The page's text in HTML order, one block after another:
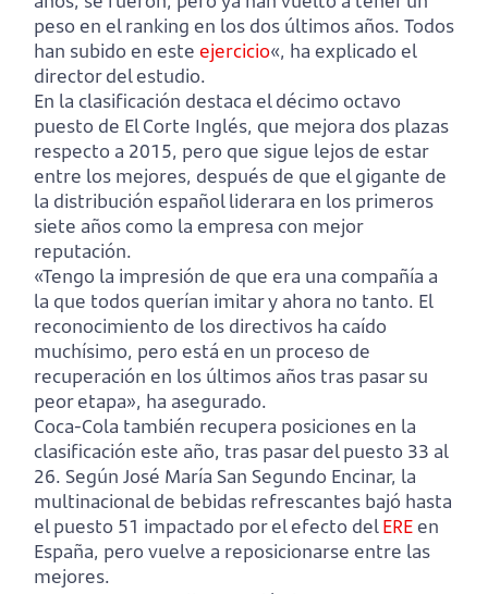
peso en el ranking en los dos últimos años. Todos
han subido en este ejercicio«, ha explicado el
director del estudio.
En la clasificación destaca el décimo octavo
puesto de El Corte Inglés, que mejora dos plazas
respecto a 2015, pero que sigue lejos de estar
entre los mejores, después de que el gigante de
la distribución español liderara en los primeros
siete años como la empresa con mejor
reputación.
«Tengo la impresión de que era una compañía a
la que todos querían imitar y ahora no tanto. El
reconocimiento de los directivos ha caído
muchísimo, pero está en un proceso de
recuperación en los últimos años tras pasar su
peor etapa», ha asegurado.
Coca-Cola también recupera posiciones en la
clasificación este año, tras pasar del puesto 33 al
26. Según José María San Segundo Encinar, la
multinacional de bebidas refrescantes bajó hasta
el puesto 51 impactado por el efecto delEREen
España, pero vuelve a reposicionarse entre las
mejores.